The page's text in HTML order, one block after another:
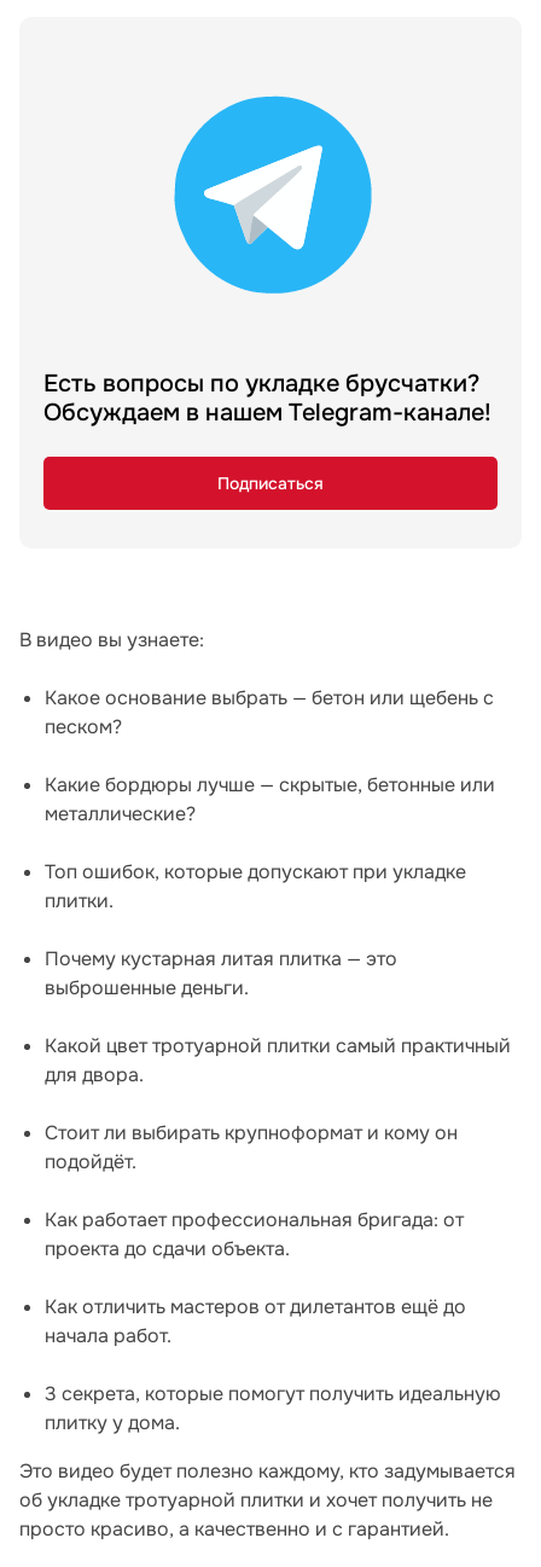
Есть вопросы по укладке брусчатки?
Обсуждаем в нашем Telegram-канале!
Подписаться
В видео вы узнаете:
Какое основание выбрать — бетон или щебень с
песком?
Какие бордюры лучше — скрытые, бетонные или
металлические?
Топ ошибок, которые допускают при укладке
плитки.
Почему кустарная литая плитка — это
выброшенные деньги.
Какой цвет тротуарной плитки самый практичный
для двора.
Стоит ли выбирать крупноформат и кому он
подойдёт.
Как работает профессиональная бригада: от
проекта до сдачи объекта.
Как отличить мастеров от дилетантов ещё до
начала работ.
3 секрета, которые помогут получить идеальную
плитку у дома.
Это видео будет полезно каждому, кто задумывается
об укладке тротуарной плитки и хочет получить не
просто красиво, а качественно и с гарантией.